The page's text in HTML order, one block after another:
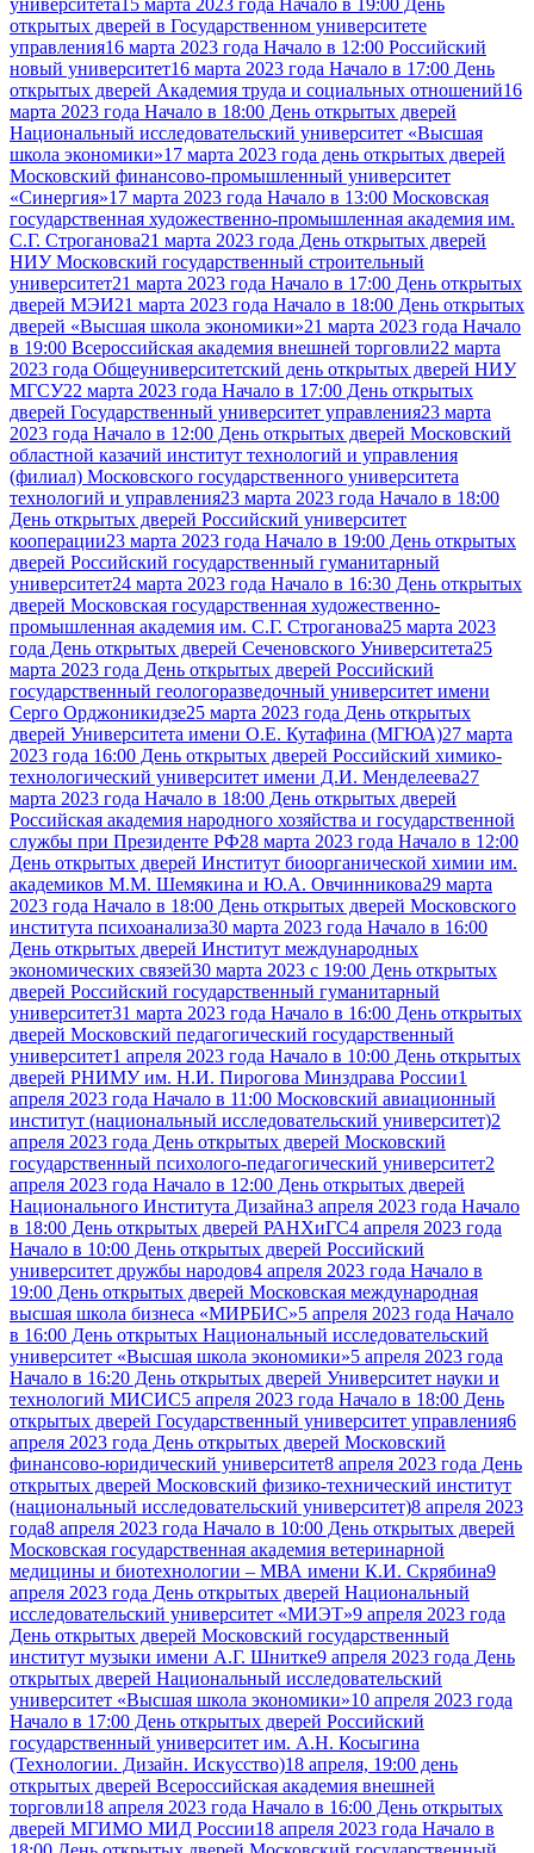
университета15 марта 2023 года Начало в 19:00 День
открытых дверей в Государственном университете
управления16 марта 2023 года Начало в 12:00 Российский
новый университет16 марта 2023 года Начало в 17:00 День
открытых дверей Академия труда и социальных отношений16
марта 2023 года Начало в 18:00 День открытых дверей
Национальный исследовательский университет «Высшая
школа экономики»17 марта 2023 года день открытых дверей
Московский финансово-промышленный университет
«Синергия»17 марта 2023 года Начало в 13:00 Московская
государственная художественно-промышленная академия им.
С.Г. Строганова21 марта 2023 года День открытых дверей
НИУ Московский государственный строительный
университет21 марта 2023 года Начало в 17:00 День открытых
дверей МЭИ21 марта 2023 года Начало в 18:00 День открытых
дверей «Высшая школа экономики»21 марта 2023 года Начало
в 19:00 Всероссийская академия внешней торговли22 марта
2023 года Общеуниверситетский день открытых дверей НИУ
МГСУ22 марта 2023 года Начало в 17:00 День открытых
дверей Государственный университет управления23 марта
2023 года Начало в 12:00 День открытых дверей Московский
областной казачий институт технологий и управления
(филиал) Московского государственного университета
технологий и управления23 марта 2023 года Начало в 18:00
День открытых дверей Российский университет
кооперации23 марта 2023 года Начало в 19:00 День открытых
дверей Российский государственный гуманитарный
университет24 марта 2023 года Начало в 16:30 День открытых
дверей Московская государственная художественно-
промышленная академия им. С.Г. Строганова25 марта 2023
года День открытых дверей Сеченовского Университета25
марта 2023 года День открытых дверей Российский
государственный геологоразведочный университет имени
Серго Орджоникидзе25 марта 2023 года День открытых
дверей Университета имени О.Е. Кутафина (МГЮА)27 марта
2023 года 16:00 День открытых дверей Российский химико-
технологический университет имени Д.И. Менделеева27
марта 2023 года Начало в 18:00 День открытых дверей
Российская академия народного хозяйства и государственной
службы при Президенте РФ28 марта 2023 года Начало в 12:00
День открытых дверей Институт биоорганической химии им.
академиков М.М. Шемякина и Ю.А. Овчинникова29 марта
2023 года Начало в 18:00 День открытых дверей Московского
института психоанализа30 марта 2023 года Начало в 16:00
День открытых дверей Институт международных
экономических связей30 марта 2023 с 19:00 День открытых
дверей Российский государственный гуманитарный
университет31 марта 2023 года Начало в 16:00 День открытых
дверей Московский педагогический государственный
университет1 апреля 2023 года Начало в 10:00 День открытых
дверей РНИМУ им. Н.И. Пирогова Минздрава России1
апреля 2023 года Начало в 11:00 Московский авиационный
институт (национальный исследовательский университет)2
апреля 2023 года День открытых дверей Московский
государственный психолого-педагогический университет2
апреля 2023 года Начало в 12:00 День открытых дверей
Национального Института Дизайна3 апреля 2023 года Начало
в 18:00 День открытых дверей РАНХиГС4 апреля 2023 года
Начало в 10:00 День открытых дверей Российский
университет дружбы народов4 апреля 2023 года Начало в
19:00 День открытых дверей Московская международная
высшая школа бизнеса «МИРБИС»5 апреля 2023 года Начало
в 16:00 День открытых Национальный исследовательский
университет «Высшая школа экономики»5 апреля 2023 года
Начало в 16:20 День открытых дверей Университет науки и
технологий МИСИС5 апреля 2023 года Начало в 18:00 День
открытых дверей Государственный университет управления6
апреля 2023 года День открытых дверей Московский
финансово-юридический университет8 апреля 2023 года День
открытых дверей Московский физико-технический институт
(национальный исследовательский университет)8 апреля 2023
года8 апреля 2023 года Начало в 10:00 День открытых дверей
Московская государственная академия ветеринарной
медицины и биотехнологии – МВА имени К.И. Скрябина9
апреля 2023 года День открытых дверей Национальный
исследовательский университет «МИЭТ»9 апреля 2023 года
День открытых дверей Московский государственный
институт музыки имени А.Г. Шнитке9 апреля 2023 года День
открытых дверей Национальный исследовательский
университет «Высшая школа экономики»10 апреля 2023 года
Начало в 17:00 День открытых дверей Российский
государственный университет им. А.Н. Косыгина
(Технологии. Дизайн. Искусство)18 апреля, 19:00 день
открытых дверей Всероссийская академия внешней
торговли18 апреля 2023 года Начало в 16:00 День открытых
дверей МГИМО МИД России18 апреля 2023 года Начало в